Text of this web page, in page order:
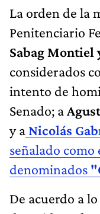
La orden de la
Penitenciario
Sabag Montiel
considerados
intento de
Senado; a
y a Nicolás
señalado
denominados
De acuerdo a